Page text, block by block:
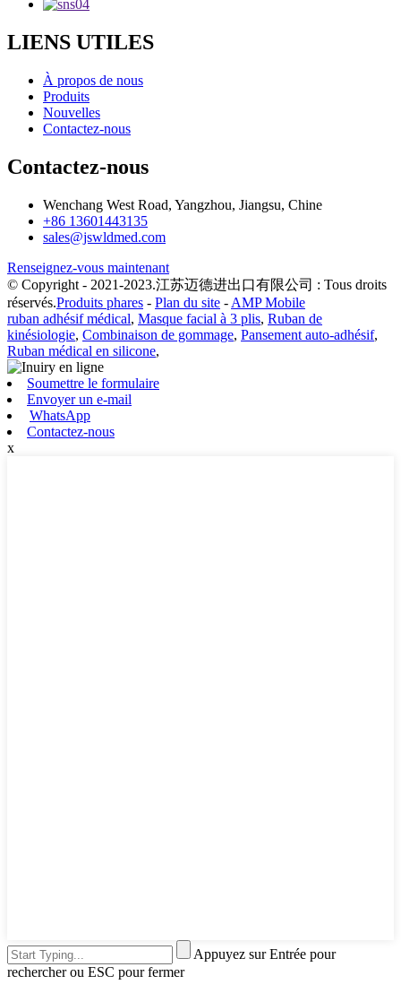
LIENS UTILES
À propos de nous
Produits
Nouvelles
Contactez-nous
Contactez-nous
Wenchang West Road, Yangzhou, Jiangsu, Chine
+86 13601443135
sales@jswldmed.com
Renseignez-vous maintenant
© Copyright - 2021-2023.江苏迈德进出口有限公司 : Tous droits
réservés.Produits phares - Plan du site - AMP Mobile
ruban adhésif médical, Masque facial à 3 plis, Ruban de
kinésiologie, Combinaison de gommage, Pansement auto-adhésif,
Ruban médical en silicone,
Soumettre le formulaire
Envoyer un e-mail
WhatsApp
Contactez-nous
x
Appuyez sur Entrée pour
rechercher ou ESC pour fermer